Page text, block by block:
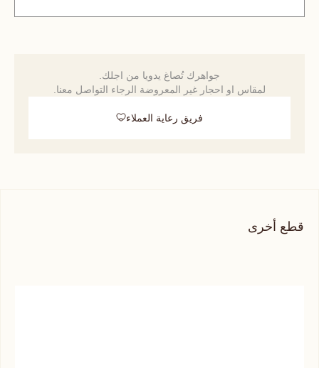
جواهرك تُصاغ يدويا من اجلك.
لمقاس او احجار غير المعروضة الرجاء التواصل معنا.
فريق رعاية العملاء
قطع أخرى